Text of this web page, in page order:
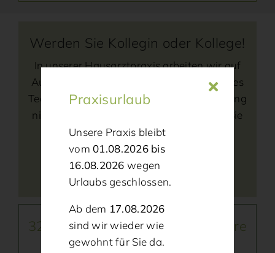
Werden Sie Kollegin oder Kollege!
In unserer Hausarztpraxis arbeiten wir auf
Augenhöhe zusammen. Wenn Sie Teil eines
Teams werden möchten, das Wertschätzung
nicht nur predigt, sondern lebt – melden Sie
sich.
Unsere Stellenangebote
321med – Onlinerezeption für Ihre
Anliegen
Praxisurlaub
Unsere Praxis bleibt
vom01.08.2026 bis
16.08.2026 wegen
Urlaubs geschlossen.
Ab dem 17.08.2026
sind wir wieder wie
gewohnt für Sie da.